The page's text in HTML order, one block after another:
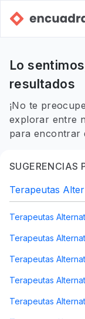
Lo
resultados
¡No te
explorar entre
para encontrar
SUGERENCIAS
Terapeutas
Terapeutas
Terapeutas
Terapeutas
Terapeutas
Terapeutas